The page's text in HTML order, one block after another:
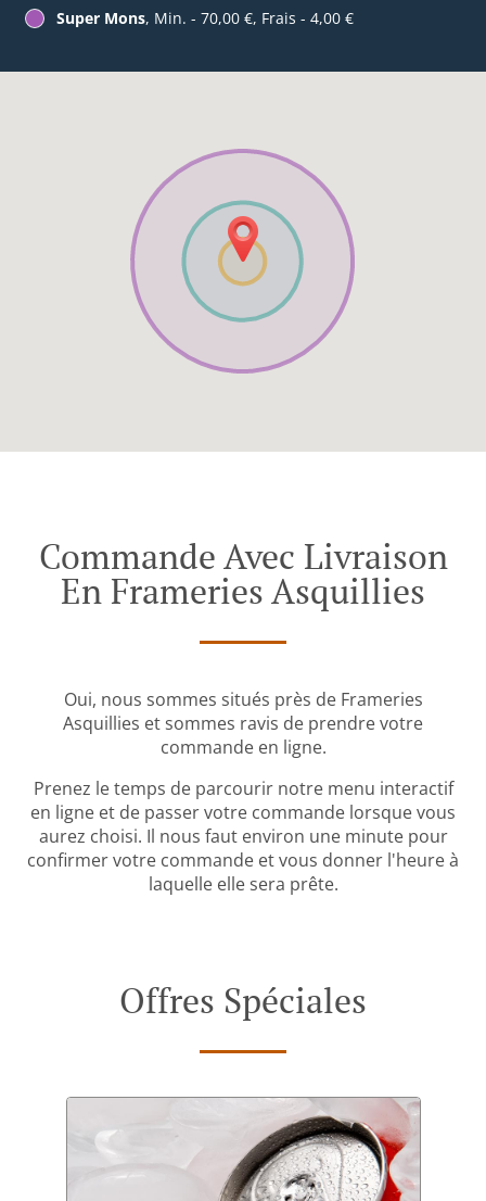
Super Mons, Min. - 70,00 €, Frais - 4,00 €
Commande Avec Livraison
En Frameries Asquillies
Oui, nous sommes situés près de Frameries
Asquillies et sommes ravis de prendre votre
commande en ligne.
Prenez le temps de parcourir notre menu interactif
en ligne et de passer votre commande lorsque vous
aurez choisi. Il nous faut environ une minute pour
confirmer votre commande et vous donner l'heure à
laquelle elle sera prête.
Offres Spéciales